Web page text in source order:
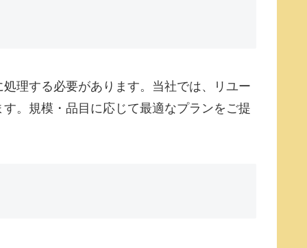
処理する必要があります。当社では、リユー
す。規模・品目に応じて最適なプランをご提